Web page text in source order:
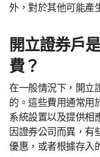
外，對於其他可能產
開立證券戶
費？
在一般情況下，開立
的。這些費用通常用
系統設置以及提供相
因證券公司而異，有
優惠，或者根據存入